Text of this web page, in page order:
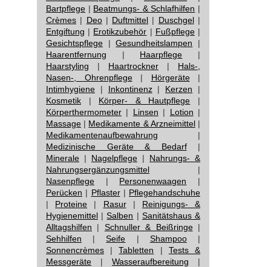
Bartpflege | Beatmungs- & Schlafhilfen |
Crèmes | Deo| Duftmittel | Duschgel|
Entgiftung | Erotikzubehör | Fußpflege|
Gesichtspflege |Gesundheitslampen |
Haarentfernung | Haarpflege |
Haarstyling | Haartrockner | Hals-,
Nasen-, Ohrenpflege| Hörgeräte|
Intimhygiene | Inkontinenz| Kerzen |
Kosmetik | Körper- & Hautpflege |
Körperthermometer | Linsen | Lotion |
Massage | Medikamente & Arzneimittel|
Medikamentenaufbewahrung |
Medizinische Geräte & Bedarf|
Minerale | Nagelpflege | Nahrungs- &
Nahrungsergänzungsmittel |
Nasenpflege | Personenwaagen |
Perücken | Pflaster| Pflegehandschuhe
| Proteine | Rasur| Reinigungs- &
Hygienemittel |Salben | Sanitätshaus &
Alltagshilfen | Schnuller & Beißringe|
Sehhilfen |Seife | Shampoo|
Sonnencrèmes |Tabletten | Tests &
Messgeräte | Wasseraufbereitung |